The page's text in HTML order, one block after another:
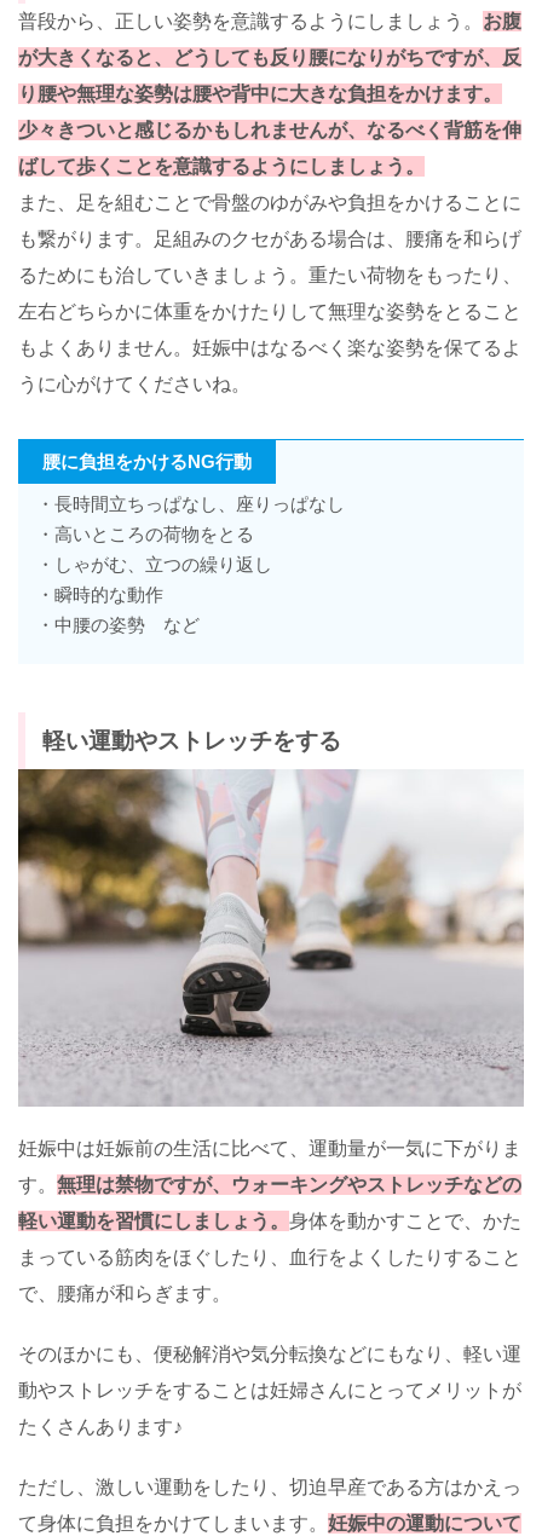
普段から、正しい姿勢を意識するようにしましょう。 お腹
が大きくなると、どうしても反り腰になりがちですが、反
り腰や無理な姿勢は腰や背中に大きな負担をかけます。
少々きついと感じるかもしれませんが、なるべく背筋を伸
ばして歩くことを意識するようにしましょう。
また、足を組むことで骨盤のゆがみや負担をかけることに
も繋がります。足組みのクセがある場合は、腰痛を和らげ
るためにも治していきましょう。重たい荷物をもったり、
左右どちらかに体重をかけたりして無理な姿勢をとること
もよくありません。妊娠中はなるべく楽な姿勢を保てるよ
うに心がけてくださいね。
腰に負担をかけるNG行動
・長時間立ちっぱなし、座りっぱなし
・高いところの荷物をとる
・しゃがむ、立つの繰り返し
・瞬時的な動作
・中腰の姿勢 など
軽い運動やストレッチをする
妊娠中は妊娠前の生活に比べて、運動量が一気に下がりま
す。 無理は禁物ですが、ウォーキングやストレッチなどの
軽い運動を習慣にしましょう。 身体を動かすことで、かた
まっている筋肉をほぐしたり、血行をよくしたりすること
で、腰痛が和らぎます。
そのほかにも、便秘解消や気分転換などにもなり、軽い運
動やストレッチをすることは妊婦さんにとってメリットが
たくさんあります♪
ただし、激しい運動をしたり、切迫早産である方はかえっ
て身体に負担をかけてしまいます。 妊娠中の運動について